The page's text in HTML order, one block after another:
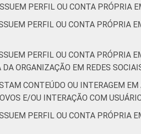
PERFIL OU CONTA PRÓPRIA
PERFIL OU CONTA PRÓPRIA
PERFIL OU CONTA PRÓPRIA
ORGANIZAÇÃO EM REDES
CONTEÚDO OU INTERAGEM
E/OU INTERAÇÃO COM
PERFIL OU CONTA PRÓPRIA